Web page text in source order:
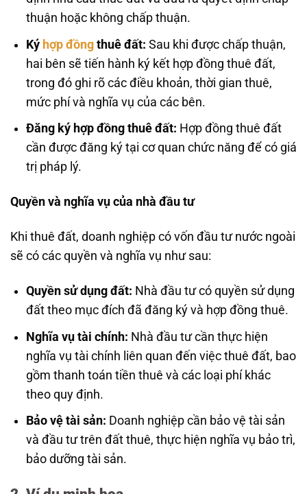
thuận hoặc không chấp thuận.
Kýhợp đồngthuê đất: Sau khi được chấp thuận,
hai bên sẽ tiến hành ký kết hợp đồng thuê đất,
trong đó ghi rõ các điều khoản, thời gian thuê,
mức phí và nghĩa vụ của các bên.
Đăng ký hợp đồng thuê đất: Hợp đồng thuê đất
cần được đăng ký tại cơ quan chức năng để có giá
trị pháp lý.
Quyền và nghĩa vụ của nhà đầu tư
Khi thuê đất, doanh nghiệp có vốn đầu tư nước ngoài
sẽ có các quyền và nghĩa vụ như sau:
Quyền sử dụng đất: Nhà đầu tư có quyền sử dụng
đất theo mục đích đã đăng ký và hợp đồng thuê.
Nghĩa vụ tài chính: Nhà đầu tư cần thực hiện
nghĩa vụ tài chính liên quan đến việc thuê đất, bao
gồm thanh toán tiền thuê và các loại phí khác
theo quy định.
Bảo vệ tài sản: Doanh nghiệp cần bảo vệ tài sản
và đầu tư trên đất thuê, thực hiện nghĩa vụ bảo trì,
bảo dưỡng tài sản.